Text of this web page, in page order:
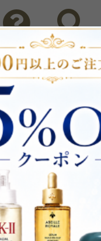
ファンデーション
合わせ 検索
トプレゼント！
ランキング ブ
出すファ